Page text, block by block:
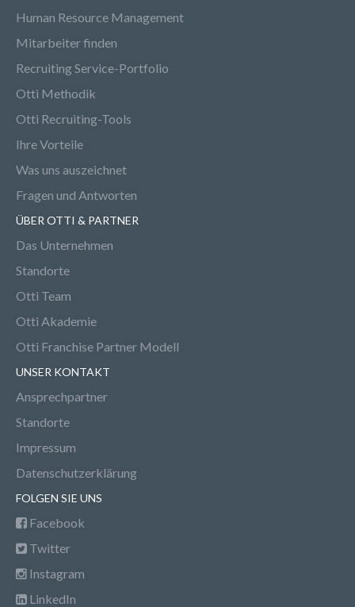
Human Resource Management
Mitarbeiter finden
Recruiting Service-Portfolio
Otti Methodik
Otti Recruiting-Tools
Ihre Vorteile
Was uns auszeichnet
Fragen und Antworten
ÜBER OTTI & PARTNER
Das Unternehmen
Standorte
Otti Team
Otti Akademie
Otti Franchise Partner Modell
UNSER KONTAKT
Ansprechpartner
Standorte
Impressum
Datenschutzerklärung
FOLGEN SIE UNS
Facebook
Twitter
Instagram
LinkedIn